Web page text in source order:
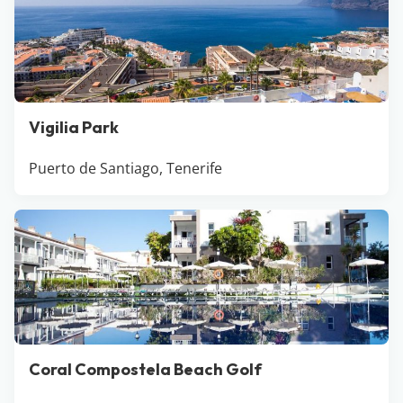
Vigilia Park
Puerto de Santiago, Tenerife
Coral Compostela Beach Golf